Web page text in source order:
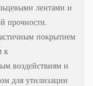
лентами и
прочности.
покрытием
к
воздействиям и
для утилизации